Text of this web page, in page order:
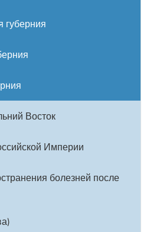
губерния
Восток
Империи
болезней после